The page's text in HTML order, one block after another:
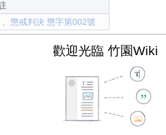
、 懲戒判決 懲字第002號
候選人
歡迎光臨 竹園Wiki